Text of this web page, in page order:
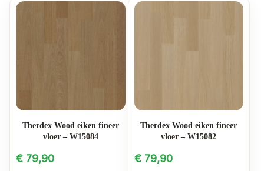
Therdex Wood eiken fineer
vloer – W15084
€ 79,90
Therdex Wood eiken fineer
vloer – W15082
€79,90